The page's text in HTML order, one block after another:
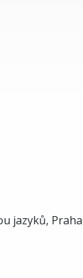
jazyků,